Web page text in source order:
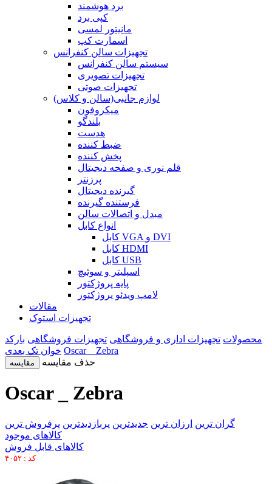
برد هوشمند
کپی برد
مانیتور لمسی
اسمارت کپ
تجهیزات سالن کنفرانس
سیستم سالن کنفرانس
تجهیزات تصویری
تجهیزات صوتی
لوازم جانبی(سالن و کلاس)
میکروفون
بلندگو
هدست
ضبط کننده
پخش کننده
قلم نوری و صفحه دیجیتال
پرزنتر
گیرنده دیجیتال
فرستنده گیرنده
مبدل و اتصالات سالن
انواع کابل
کابل VGA و DVI
کابل HDMI
کابل USB
اسپلیتر و سوئیچ
پایه پروژکتور
لامپ ویدئو پروژکتور
مقالات
تجهیزات استوک
محصولات تجهیزات اداری و فروشگاهی تجهیزات فروشگاهی بارکد
خوان تک بعدی Oscar _ Zebra
مقایسه حذف مقایسه
Oscar _ Zebra
گران ترین ارزان ترین جدیدترین پربازدیدترین پرفروش ترین
کالاهای موجود
کالاهای قابل فروش
کد : ۴۰۵۲